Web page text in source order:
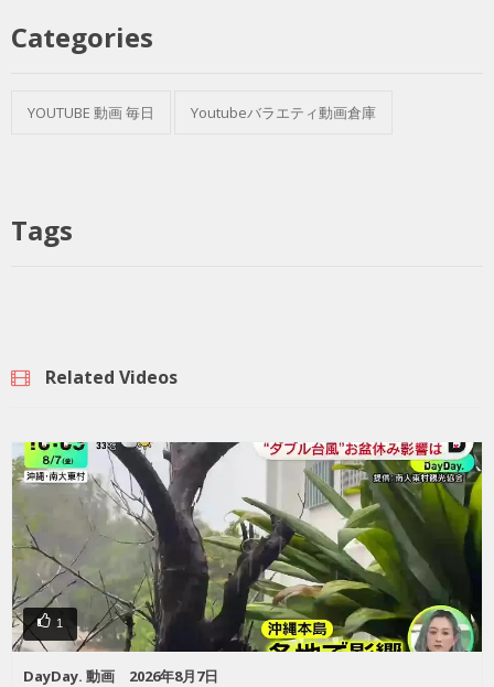
Categories
YOUTUBE 動画 毎日 Youtubeバラエティ動画倉庫
Tags
Related Videos
1
DayDay. 動画 2026年8月7日